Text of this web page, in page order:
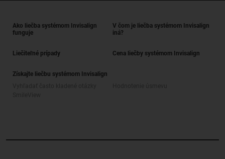
Ako liečba systémom Invisalign
funguje
V čom je liečba systémom Invisalign
iná?
Liečiteľné prípady Cena liečby systémom Invisalign
Získajte liečbu systémom Invisalign